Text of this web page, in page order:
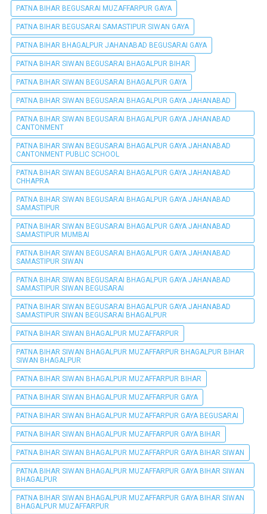
PATNA BIHAR BEGUSARAI MUZAFFARPUR GAYA
PATNA BIHAR BEGUSARAI SAMASTIPUR SIWAN GAYA
PATNA BIHAR BHAGALPUR JAHANABAD BEGUSARAI GAYA
PATNA BIHAR SIWAN BEGUSARAI BHAGALPUR BIHAR
PATNA BIHAR SIWAN BEGUSARAI BHAGALPUR GAYA
PATNA BIHAR SIWAN BEGUSARAI BHAGALPUR GAYA JAHANABAD
PATNA BIHAR SIWAN BEGUSARAI BHAGALPUR GAYA JAHANABAD
CANTONMENT
PATNA BIHAR SIWAN BEGUSARAI BHAGALPUR GAYA JAHANABAD
CANTONMENT PUBLIC SCHOOL
PATNA BIHAR SIWAN BEGUSARAI BHAGALPUR GAYA JAHANABAD
CHHAPRA
PATNA BIHAR SIWAN BEGUSARAI BHAGALPUR GAYA JAHANABAD
SAMASTIPUR
PATNA BIHAR SIWAN BEGUSARAI BHAGALPUR GAYA JAHANABAD
SAMASTIPUR MUMBAI
PATNA BIHAR SIWAN BEGUSARAI BHAGALPUR GAYA JAHANABAD
SAMASTIPUR SIWAN
PATNA BIHAR SIWAN BEGUSARAI BHAGALPUR GAYA JAHANABAD
SAMASTIPUR SIWAN BEGUSARAI
PATNA BIHAR SIWAN BEGUSARAI BHAGALPUR GAYA JAHANABAD
SAMASTIPUR SIWAN BEGUSARAI BHAGALPUR
PATNA BIHAR SIWAN BHAGALPUR MUZAFFARPUR
PATNA BIHAR SIWAN BHAGALPUR MUZAFFARPUR BHAGALPUR BIHAR
SIWAN BHAGALPUR
PATNA BIHAR SIWAN BHAGALPUR MUZAFFARPUR BIHAR
PATNA BIHAR SIWAN BHAGALPUR MUZAFFARPUR GAYA
PATNA BIHAR SIWAN BHAGALPUR MUZAFFARPUR GAYA BEGUSARAI
PATNA BIHAR SIWAN BHAGALPUR MUZAFFARPUR GAYA BIHAR
PATNA BIHAR SIWAN BHAGALPUR MUZAFFARPUR GAYA BIHAR SIWAN
PATNA BIHAR SIWAN BHAGALPUR MUZAFFARPUR GAYA BIHAR SIWAN
BHAGALPUR
PATNA BIHAR SIWAN BHAGALPUR MUZAFFARPUR GAYA BIHAR SIWAN
BHAGALPUR MUZAFFARPUR